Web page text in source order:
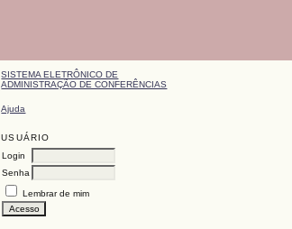
SISTEMA ELETRÔNICO DE
ADMINISTRAÇÃO DE CONFERÊNCIAS
Ajuda
USUÁRIO
Login
Senha
Lembrar de mim